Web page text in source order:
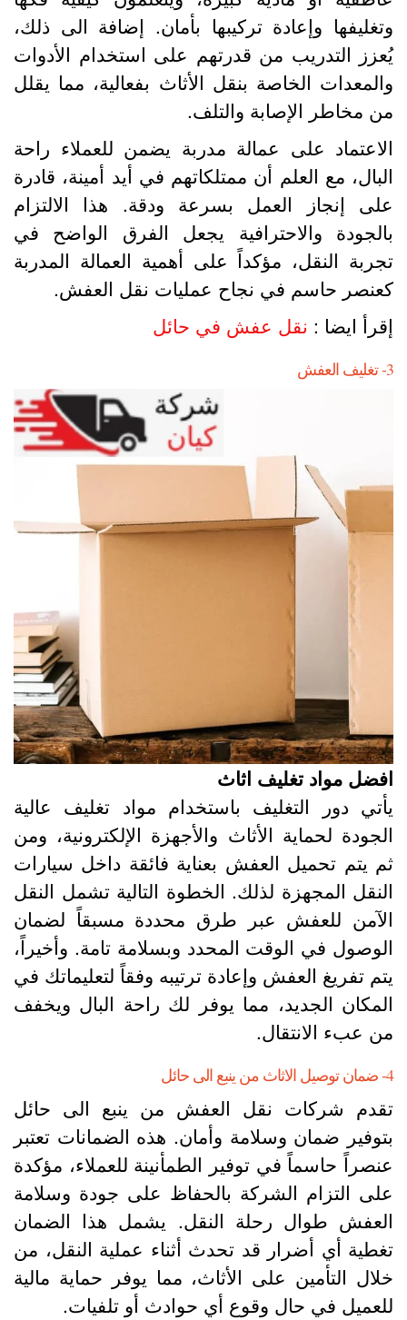
وإعادة تركيبها بأمان. إضافة الى ذلك،
التدريب من قدرتهم على استخدام الأدوات
الخاصة بنقل الأثاث بفعالية، مما يقلل
مخاطر الإصابة والتلف.
على عمالة مدربة يضمن للعملاء راحة
مع العلم أن ممتلكاتهم في أيد أمينة، قادرة
إنجاز العمل بسرعة ودقة. هذا الالتزام
والاحترافية يجعل الفرق الواضح في
النقل، مؤكداً على أهمية العمالة المدربة
حاسم في نجاح عمليات نقل العفش.
ايضا : نقل عفش في حائل
مواد تغليف اثاث
دور التغليف باستخدام مواد تغليف عالية
لحماية الأثاث والأجهزة الإلكترونية، ومن
يتم تحميل العفش بعناية فائقة داخل سيارات
المجهزة لذلك. الخطوة التالية تشمل النقل
للعفش عبر طرق محددة مسبقاً لضمان
في الوقت المحدد وبسلامة تامة. وأخيراً،
تفريغ العفش وإعادة ترتيبه وفقاً لتعليماتك في
الجديد، مما يوفر لك راحة البال ويخفف
عبء الانتقال.
شركات نقل العفش من ينبع الى حائل
ضمان وسلامة وأمان. هذه الضمانات تعتبر
حاسماً في توفير الطمأنينة للعملاء، مؤكدة
التزام الشركة بالحفاظ على جودة وسلامة
طوال رحلة النقل. يشمل هذا الضمان
أي أضرار قد تحدث أثناء عملية النقل، من
التأمين على الأثاث، مما يوفر حماية مالية
في حال وقوع أي حوادث أو تلفيات.